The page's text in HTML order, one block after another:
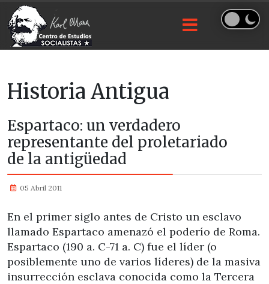
Historia Antigua
Espartaco: un verdadero
representante del proletariado
de la antigüedad
05 Abril 2011
En el primer siglo antes de Cristo un esclavo
llamado Espartaco amenazó el poderío de Roma.
Espartaco (190 a. C-71 a. C) fue el líder (o
posiblemente uno de varios líderes) de la masiva
insurrección esclava conocida como la Tercera